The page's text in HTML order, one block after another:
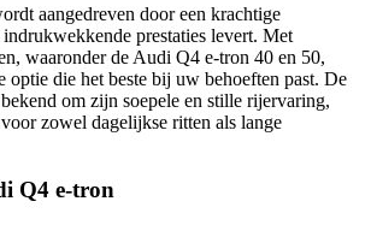
aangedreven door een krachtige
prestaties levert. Met
waaronder de Audi Q4 e-tron 40 en 50,
optie die het beste bij uw behoeften past. De
om zijn soepele en stille rijervaring,
zowel dagelijkse ritten als lange
Q4 e-tron